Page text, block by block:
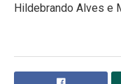
Hildebrando Alves e